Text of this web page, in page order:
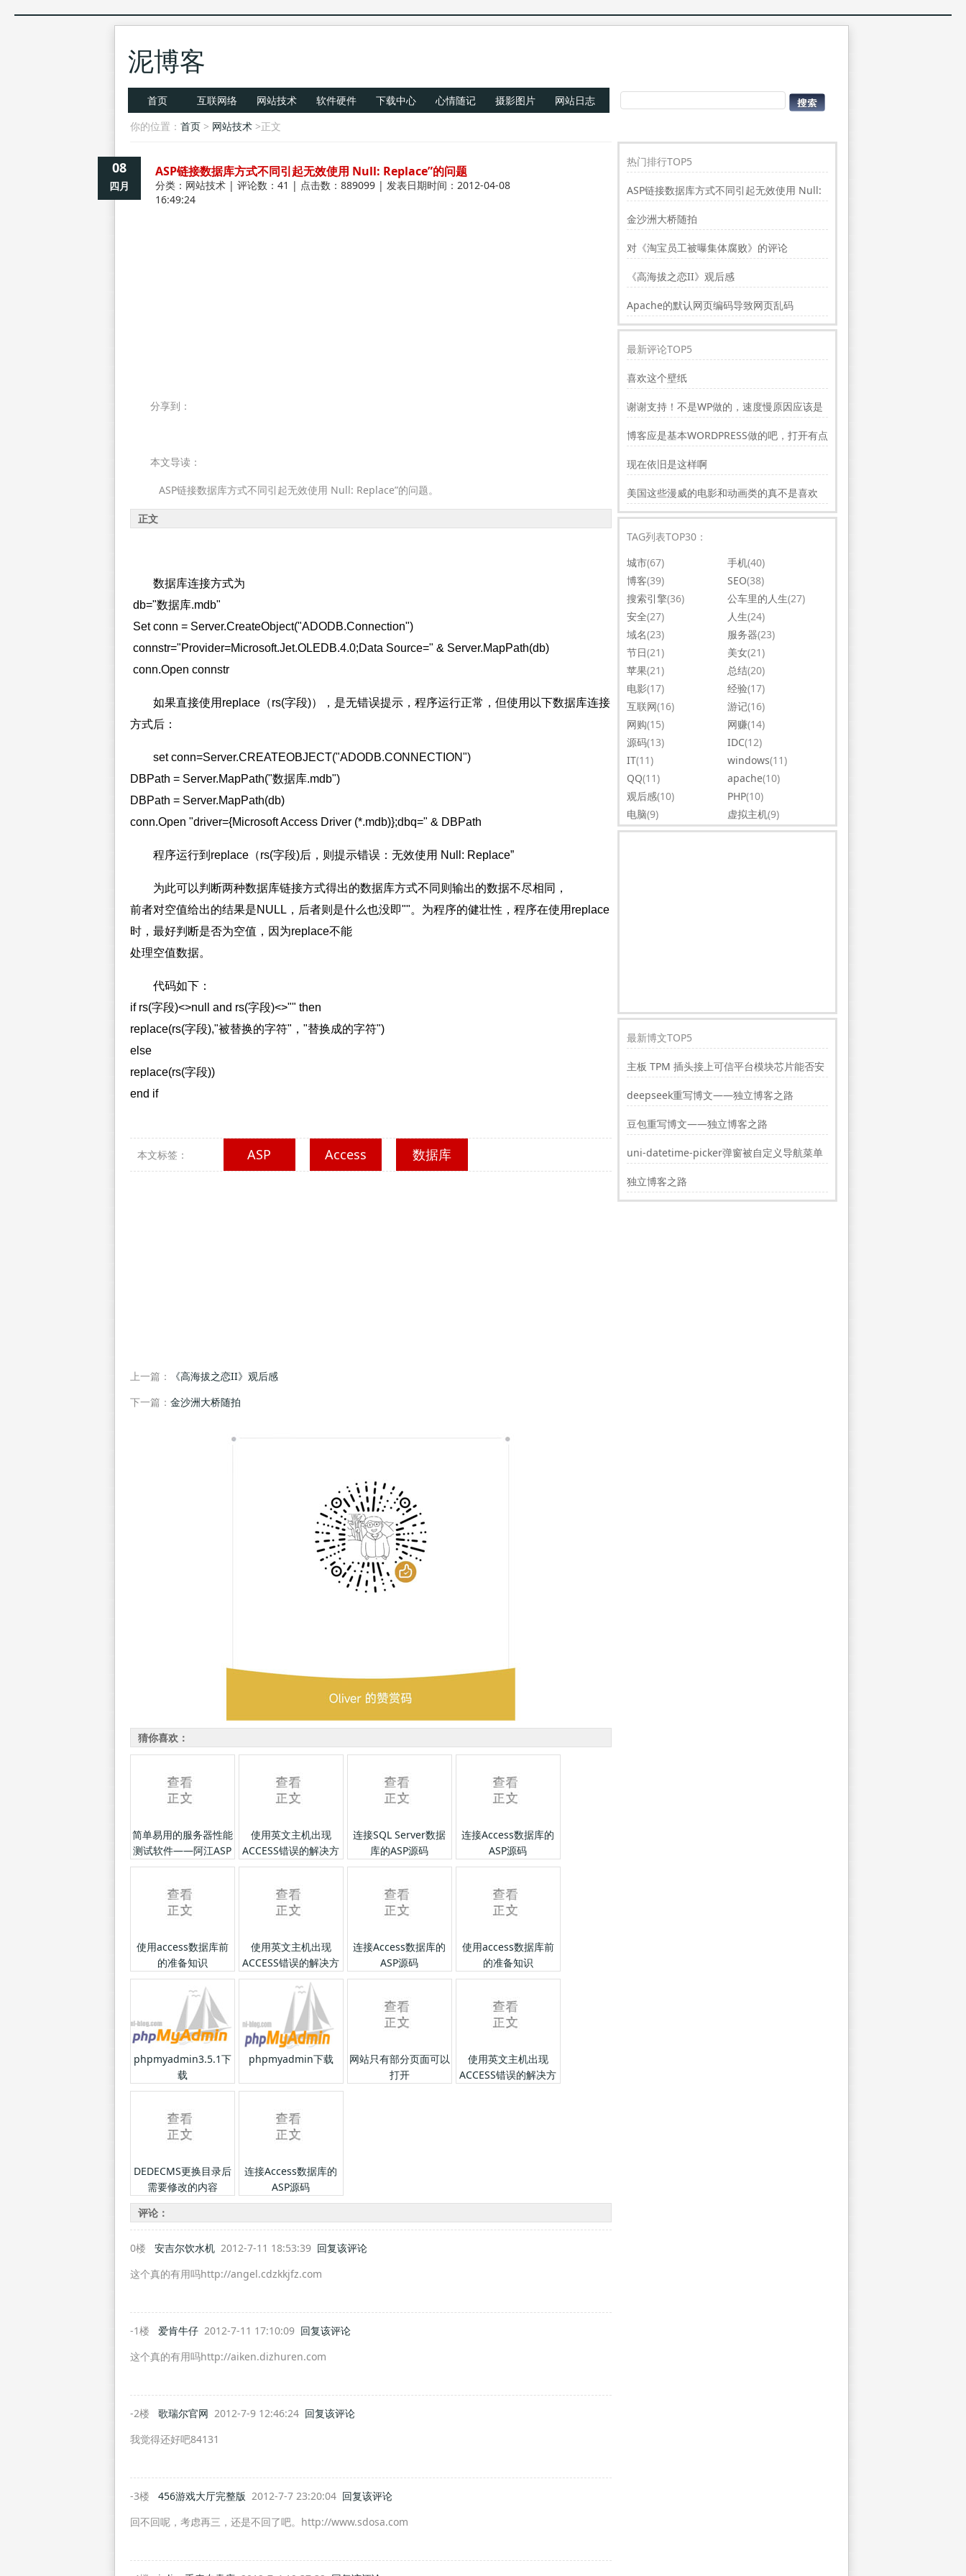
泥博客
首页 互联网络 网站技术 软件硬件 下载中心 心情随记 摄影图片
网站日志
你的位置： 首页> 网站技术>正文
08
四月
ASP链接数据库方式不同引起无效使用 Null: Replace”的问题
分类： 网站技术| 评论数：41 | 点击数：889099 | 发表日期时间：2012-04-08
16:49:24
分享到：
本文导读：
ASP链接数据库方式不同引起无效使用 Null: Replace”的问题。
正文
数据库连接方式为
db="数据库.mdb"
Set conn = Server.CreateObject("ADODB.Connection")
connstr="Provider=Microsoft.Jet.OLEDB.4.0;Data Source=" & Server.MapPath(db)
conn.Open connstr
如果直接使用replace（rs(字段)），是无错误提示，程序运行正常，但使用以下数据库连接
方式后：
set conn=Server.CREATEOBJECT("ADODB.CONNECTION")
DBPath = Server.MapPath("数据库.mdb")
DBPath = Server.MapPath(db)
conn.Open "driver={Microsoft Access Driver (*.mdb)};dbq=" & DBPath
程序运行到replace（rs(字段)后，则提示错误：无效使用 Null: Replace”
为此可以判断两种数据库链接方式得出的数据库方式不同则输出的数据不尽相同，
前者对空值给出的结果是NULL，后者则是什么也没即""。为程序的健壮性，程序在使用replace
时，最好判断是否为空值，因为replace不能
处理空值数据。
代码如下：
if rs(字段)<>null and rs(字段)<>"" then
replace(rs(字段),"被替换的字符"，"替换成的字符")
else
replace(rs(字段))
end if
本文标签： ASP Access 数据库
上一篇：
《高海拔之恋II》观后感
下一篇： 金沙洲大桥随拍
猜你喜欢：
简单易用的服务器性能
测试软件——阿江ASP
探针
使用英文主机出现
ACCESS错误的解决方
法
连接SQL Server数据
库的ASP源码
连接Access数据库的
ASP源码
使用access数据库前
的准备知识
使用英文主机出现
ACCESS错误的解决方
法
连接Access数据库的
ASP源码
使用access数据库前
的准备知识
phpmyadmin3.5.1下
载
phpmyadmin下载
网站只有部分页面可以
打开
使用英文主机出现
ACCESS错误的解决方
DEDECMS更换目录后
需要修改的内容
连接Access数据库的
ASP源码
评论：
0楼 安吉尔饮水机2012-7-11 18:53:39 回复该评论
这个真的有用吗http://angel.cdzkkjfz.com
-1楼 爱肯牛仔2012-7-11 17:10:09 回复该评论
这个真的有用吗http://aiken.dizhuren.com
-2楼 歌瑞尔官网 2012-7-9 12:46:24 回复该评论
我觉得还好吧84131
-3楼 456游戏大厅完整版 2012-7-7 23:20:04 回复该评论
回不回呢，考虑再三，还是不回了吧。http://www.sdosa.com
热门排行TOP5
ASP链接数据库方式不同引起无效使用 Null:
Replace”的问题
金沙洲大桥随拍
对《淘宝员工被曝集体腐败》的评论
《高海拔之恋II》观后感
Apache的默认网页编码导致网页乱码
最新评论TOP5
喜欢这个壁纸
谢谢支持！不是WP做的，速度慢原因应该是
服务器线路问题。
博客应是基本WORDPRESS做的吧，打开有点
慢，可以优化一下。还有网站更新应多一点，
才会吸引更多相关的人去看。纯个人意见，谢
现在依旧是这样啊
美国这些漫威的电影和动画类的真不是喜欢
看，太没意思了
TAG列表TOP30：
城市(67) 手机(40)
博客(39) SEO(38)
搜索引擎(36) 公车里的人生(27)
安全(27) 人生(24)
域名(23) 服务器(23)
节日(21) 美女(21)
苹果(21) 总结(20)
电影(17) 经验(17)
互联网(16) 游记(16)
网购(15) 网赚(14)
源码(13) IDC(12)
IT(11) windows(11)
QQ(11) apache(10)
观后感(10) PHP(10)
电脑(9) 虚拟主机(9)
最新博文TOP5
主板 TPM 插头接上可信平台模块芯片能否安
装windwos11?
deepseek重写博文——独立博客之路
豆包重写博文——独立博客之路
uni-datetime-picker弹窗被自定义导航菜单
遮挡的解决方法
独立博客之路